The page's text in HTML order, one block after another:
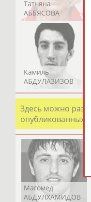
Татьяна
АББЯСОВА
Камиль
АБДУЛАЗИЗОВ
Здесь можно
опубликованных
Магомед
АБДУЛХАМИДОВ
Валерий
ГАЗЗАЕВ
Альгирдас